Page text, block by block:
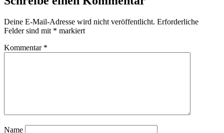
Deine E-Mail-Adresse wird nicht veröffentlicht. Erforderliche
Felder sind mit * markiert
Kommentar *
Name